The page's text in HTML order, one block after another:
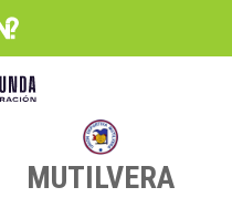
MUTILVERA